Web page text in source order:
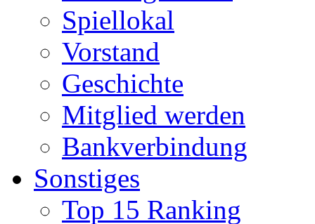
Spiellokal
Vorstand
Geschichte
Mitglied werden
Bankverbindung
Sonstiges
Top 15 Ranking